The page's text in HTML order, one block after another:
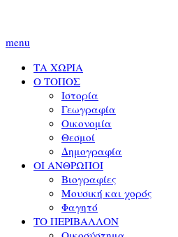
menu
ΤΑ ΧΩΡΙΑ
Ο ΤΟΠΟΣ
Ιστορία
Γεωγραφία
Οικονομία
Θεσμοί
Δημογραφία
ΟΙ ΑΝΘΡΩΠΟΙ
Βιογραφίες
Μουσική και χορός
Φαγητό
ΤΟ ΠΕΡΙΒΑΛΛΟΝ